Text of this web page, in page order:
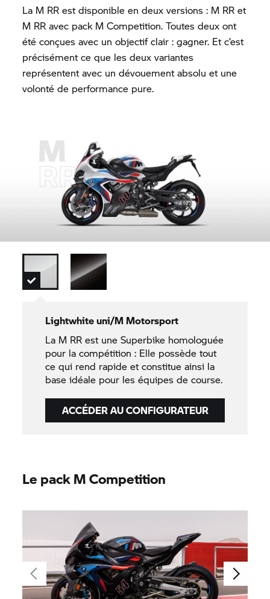
La M RR est disponible en deux versions : M RR et
M RR avec pack M Competition. Toutes deux ont
été conçues avec un objectif clair : gagner. Et c’est
précisément ce que les deux variantes
représentent avec un dévouement absolu et une
volonté de performance pure.
Lightwhite uni/M Motorsport
La M RRest une Superbike homologuée
pour la compétition : Elle possède tout
ce qui rend rapide et constitue ainsi la
base idéale pour les équipes de course.
ACCÉDER AU CONFIGURATEUR
Le pack M Competition